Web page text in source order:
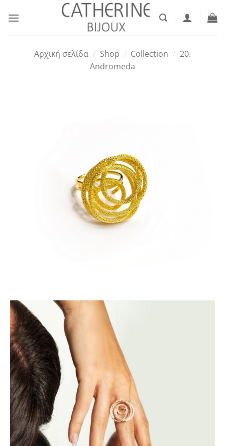
στο
Αρχική σελίδα / Shop / Collection / 20.
Andromeda